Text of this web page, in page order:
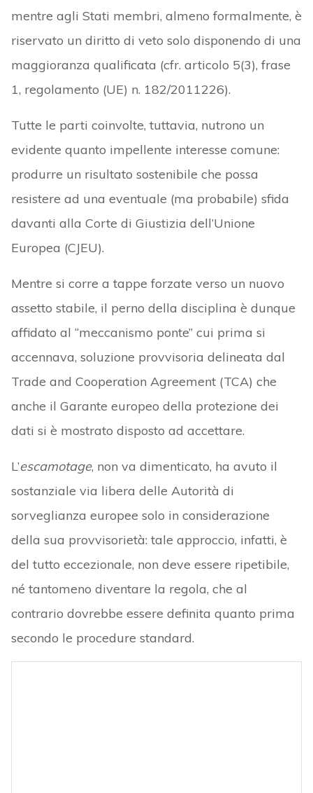
mentre agli Stati membri, almeno formalmente, è
riservato un diritto di veto solo disponendo di una
maggioranza qualificata (cfr. articolo 5(3), frase
1, regolamento (UE) n. 182/2011226).
Tutte le parti coinvolte, tuttavia, nutrono un
evidente quanto impellente interesse comune:
produrre un risultato sostenibile che possa
resistere ad una eventuale (ma probabile) sfida
davanti alla Corte di Giustizia dell’Unione
Europea (CJEU).
Mentre si corre a tappe forzate verso un nuovo
assetto stabile, il perno della disciplina è dunque
affidato al “meccanismo ponte” cui prima si
accennava, soluzione provvisoria delineata dal
Trade and Cooperation Agreement (TCA) che
anche il Garante europeo della protezione dei
dati si è mostrato disposto ad accettare.
L’escamotage, non va dimenticato, ha avuto il
sostanziale via libera delle Autorità di
sorveglianza europee solo in considerazione
della sua provvisorietà: tale approccio, infatti, è
del tutto eccezionale, non deve essere ripetibile,
né tantomeno diventare la regola, che al
contrario dovrebbe essere definita quanto prima
secondo le procedure standard.